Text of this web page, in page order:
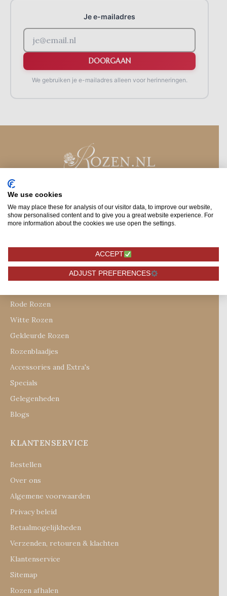
Je e-mailadres
DOORGAAN
We gebruiken je e-mailadres alleen voor herinneringen.
+31174627441
MENU
Rode Rozen
Witte Rozen
Gekleurde Rozen
Rozenblaadjes
Accessories and Extra's
Specials
Gelegenheden
Blogs
KLANTENSERVICE
Bestellen
Over ons
Algemene voorwaarden
Privacy beleid
Betaalmogelijkheden
Verzenden, retouren & klachten
Klantenservice
Sitemap
Rozen afhalen
We use cookies
We may place these for analysis of our visitor data, to improve our website,
show personalised content and to give you a great website experience. For
more information about the cookies we use open the settings.
ACCEPT
ADJUST PREFERENCES